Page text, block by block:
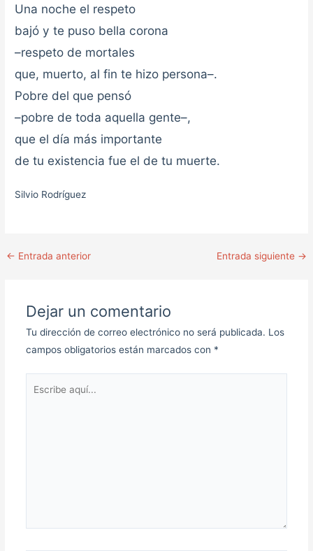
Una noche el respeto
bajó y te puso bella corona
–respeto de mortales
que, muerto, al fin te hizo persona–.
Pobre del que pensó
–pobre de toda aquella gente–,
que el día más importante
de tu existencia fue el de tu muerte.
Silvio Rodríguez
← Entrada anterior Entrada siguiente →
Dejar un comentario
Tu dirección de correo electrónico no será publicada. Los
campos obligatorios están marcados con *